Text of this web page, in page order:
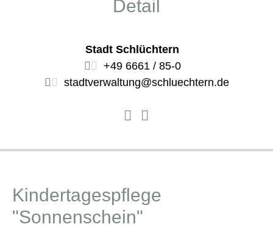
Detail
Stadt Schlüchtern
+49 6661 / 85-0
stadtverwaltung@schluechtern.de
Kindertagespflege
"Sonnenschein"